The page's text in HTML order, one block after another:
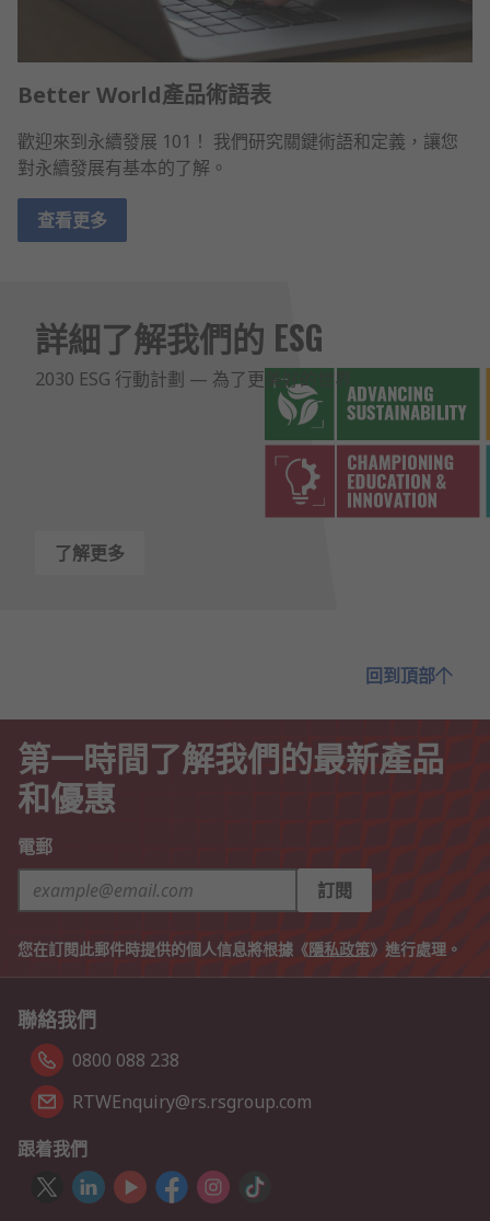
Better World產品術語表
歡迎來到永續發展 101！ 我們研究關鍵術語和定義，讓您
對永續發展有基本的了解。
查看更多
詳細了解我們的 ESG
2030 ESG 行動計劃 — 為了更美好的世界
了解更多
回到頂部
第一時間了解我們的最新產品
和優惠
電郵
訂閱
您在訂閱此郵件時提供的個人信息將根據《隱私政策》進行處理。
聯絡我們
0800 088 238
RTWEnquiry@rs.rsgroup.com
跟着我們